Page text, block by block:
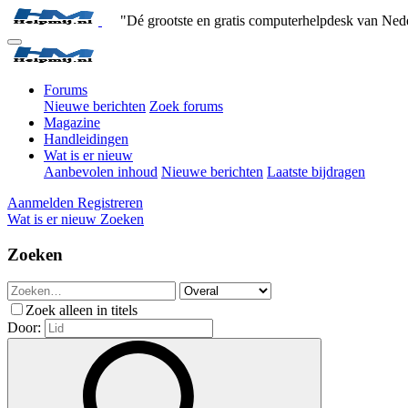
"Dé grootste en gratis computerhelpdesk van
Forums
Nieuwe berichten Zoek forums
Magazine
Handleidingen
Wat is er nieuw
Aanbevolen inhoud Nieuwe berichten Laatste bijdragen
Aanmelden Registreren
Wat is er nieuw Zoeken
Zoeken
Zoek alleen in titels
Door: